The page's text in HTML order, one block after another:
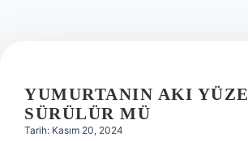
YUMURTANIN AKI YÜZE
SÜRÜLÜR MÜ
Tarih: Kasım 20, 2024